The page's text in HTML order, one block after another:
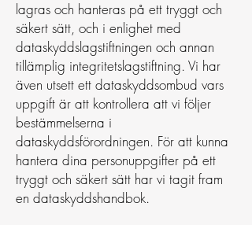
lagras och hanteras på ett tryggt och
säkert sätt, och i enlighet med
dataskyddslagstiftningen och annan
tillämplig integritetslagstiftning. Vi har
även utsett ett dataskyddsombud vars
uppgift är att kontrollera att vi följer
bestämmelserna i
dataskyddsförordningen. För att kunna
hantera dina personuppgifter på ett
tryggt och säkert sätt har vi tagit fram
en dataskyddshandbok.